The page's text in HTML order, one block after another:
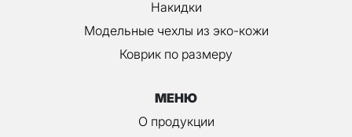
Накидки
Модельные чехлы из эко-кожи
Коврик по размеру
МЕНЮ
О продукции